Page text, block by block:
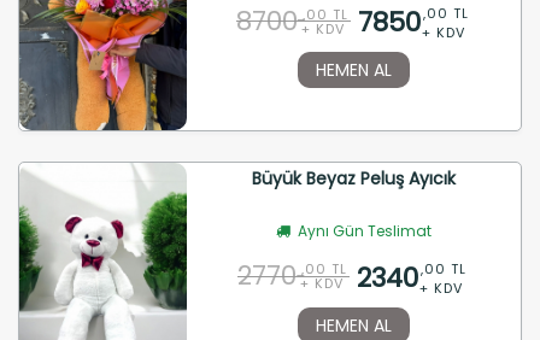
8700 ,00 TL
+ KDV 7850,00 TL
+ KDV
HEMEN AL
Büyük Beyaz Peluş Ayıcık
Aynı Gün Teslimat
2770 ,00 TL
+ KDV 2340,00 TL
+ KDV
HEMEN AL